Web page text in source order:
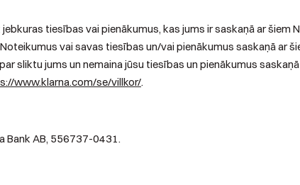
tiesības vai pienākumus, kas jums ir saskaņā ar šiem
vai savas tiesības un/vai pienākumus saskaņā ar
sliktu jums un nemaina jūsu tiesības un pienākumus
www.klarna.com/se/villkor/.
Bank AB, 556737-0431.